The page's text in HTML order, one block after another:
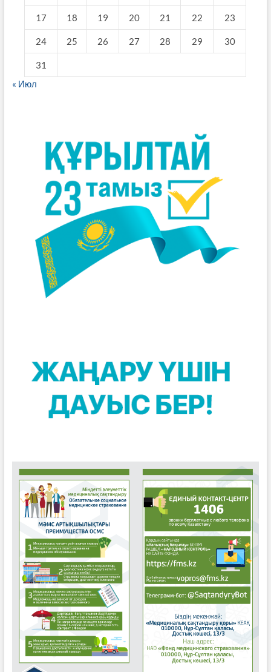
17 18 19 20 21 22 23
24 25 26 27 28 29 30
31
« Июл